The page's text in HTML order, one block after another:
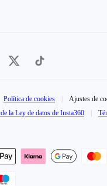
Política de cookies Ajustes de
la Ley de datos de Insta360